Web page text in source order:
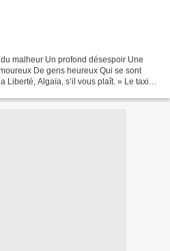
malheur Un profond désespoir Une
De gens heureux Qui se sont
Liberté, Algaïa, s’il vous plaît. » Le taxi